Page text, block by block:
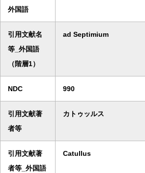
外国語
引用文献名
等_外国語
（階層1）
ad Septimium
NDC 990
引用文献著
者等
カトゥッルス
引用文献著
者等_外国語
Catullus